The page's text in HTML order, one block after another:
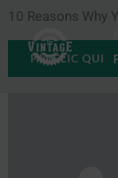
Vai
al
contenuto
10 Reasons Why
FAI CLIC QUI